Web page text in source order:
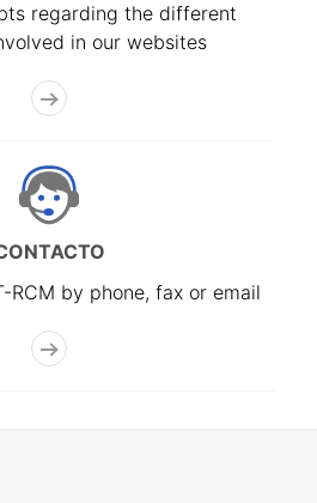
regarding the different
in our websites
RCM by phone, fax or email